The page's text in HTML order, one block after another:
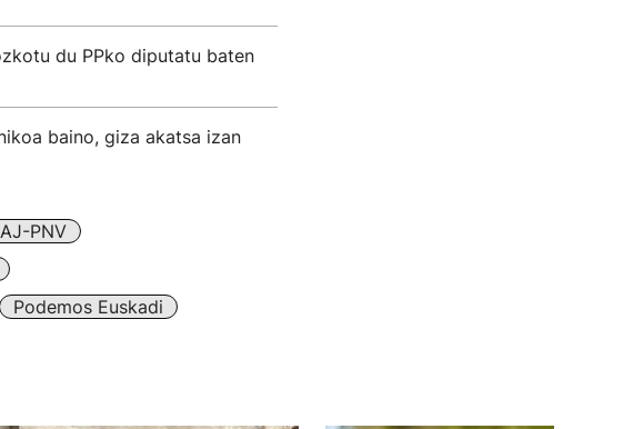
du PPko diputatu baten
baino, giza akatsa izan
PNV
Podemos Euskadi